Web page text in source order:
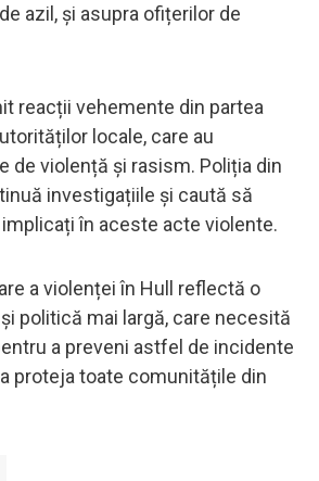
azil, și asupra ofițerilor de
reacții vehemente din partea
locale, care au
de violență și rasism. Poliția din
investigațiile și caută să
în aceste acte violente.
a violenței în Hull reflectă o
politică mai largă, care necesită
a preveni astfel de incidente
proteja toate comunitățile din